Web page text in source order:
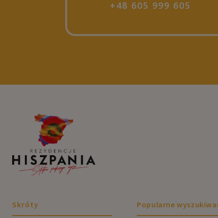
+48 605 999 605
Skróty Popularne